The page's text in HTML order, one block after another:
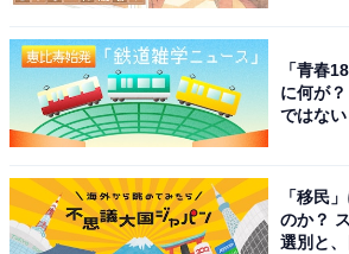
「青春
に何が
ではない
「移民
のか？
選別と